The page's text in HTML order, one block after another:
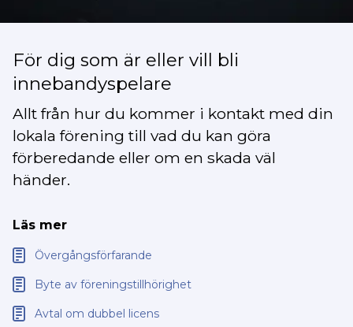
För dig som är eller vill bli
innebandyspelare
Allt från hur du kommer i kontakt med din
lokala förening till vad du kan göra
förberedande eller om en skada väl
händer.
Läs mer
Övergångsförfarande
Byte av föreningstillhörighet
Avtal om dubbel licens